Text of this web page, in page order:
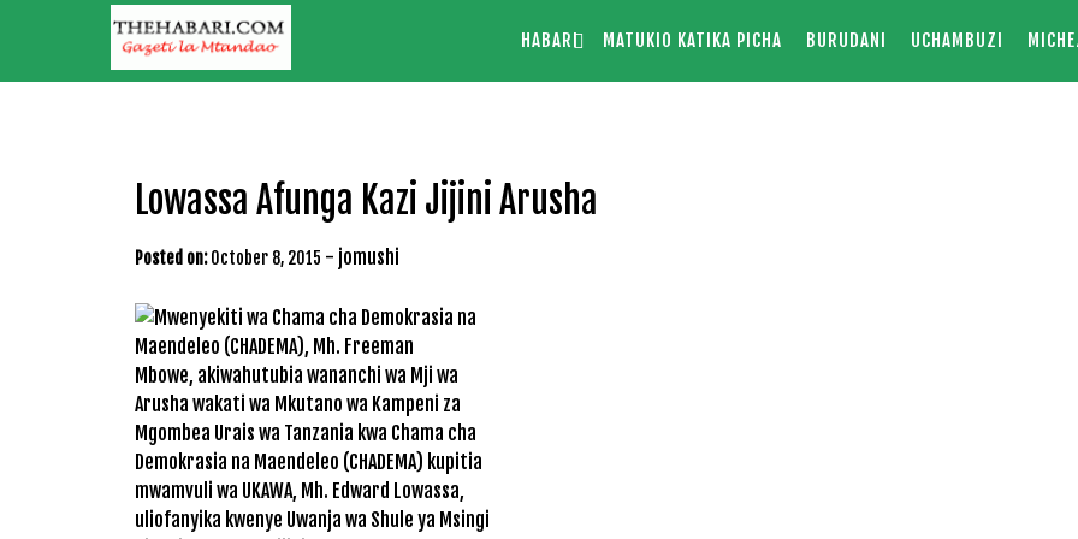
HABARI MATUKIO KATIKA PICHA BURUDANI UCHAMBUZI
Lowassa Afunga Kazi Jijini Arusha
Posted on: October 8, 2015 - jomushi